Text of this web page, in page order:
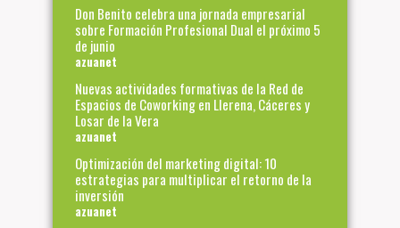
Don Benito celebra una jornada empresarial
sobre Formación Profesional Dual el próximo 5
de junio
azuanet
Nuevas actividades formativas de la Red de
Espacios de Coworking en Llerena, Cáceres y
Losar de la Vera
azuanet
Optimización del marketing digital: 10
estrategias para multiplicar el retorno de la
inversión
azuanet